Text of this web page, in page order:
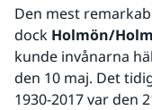
Den mest
dock Holmön/
kunde invånarna
den 10 maj. Det
1930-2017 var den